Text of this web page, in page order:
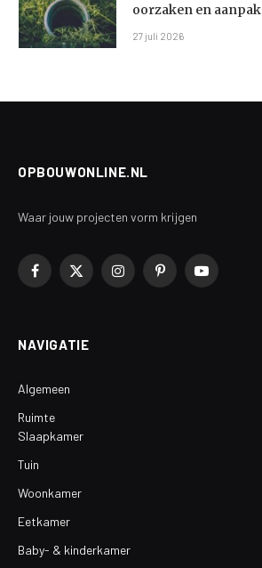
oorzaken en aanpak
27 juli 2026
OPBOUWONLINE.NL
Waar jouw projecten vorm krijgen
Facebook
X
InstagramPinterestYouTube
NAVIGATIE
Algemeen
Ruimte
Slaapkamer
Tuin
Woonkamer
Eetkamer
Baby- & kinderkamer